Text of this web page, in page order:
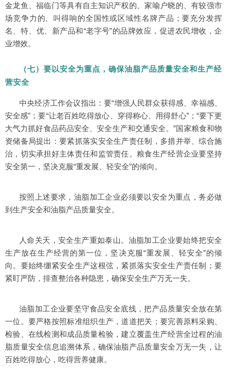
金龙鱼、福临门等具有自主知识产权的、家喻户晓的、有较强市
场竞争力的、叫得响的全国性或区域性名牌产品；要充分发挥
名、特、优、新产品和“老字号”的品牌效应，促进农民增收，企
业增效。
（七）要以安全为重点，确保油脂产品质量安全和生产经
营安全
中央经济工作会议指出：要“增强人民群众获得感、幸福感、
安全感”；要“让老百姓吃得放心、穿得称心、用得舒心”；“要下更
大气力抓好食品药品安全、安全生产和交通安全。”国家粮食和物
资储备局提出：要紧抓落实安全生产责任制，多措并举、综合施
治，切实承担好主体责任和监管责任。粮食生产经营企业要坚持
安全第一，坚决克服“重发展、轻安全”的倾向。
按照上述要求，油脂加工企业必须要以安全为重点，务必做
到生产安全和油脂产品质量安全。
人命关天，安全生产重如泰山。油脂加工企业要始终把安全
生产放在生产经营的第一位，坚决克服“重发展、轻安全”的倾
向。要始终绷紧安全生产这根弦，紧抓落实安全生产责任制；要
紧盯严防，排查整治各种隐患，确保安全生产万无一失。
油脂加工企业要坚守食品安全底线，把产品质量安全放在第
一位。要严格按照标准组织生产，道道把关；要完善原料采购、
检验、在线检测和成品质量检验，建立覆盖生产经营全过程的油
脂质量安全信息追溯体系，确保油脂产品质量安全万无一失，让
百姓吃得放心，吃得营养健康。